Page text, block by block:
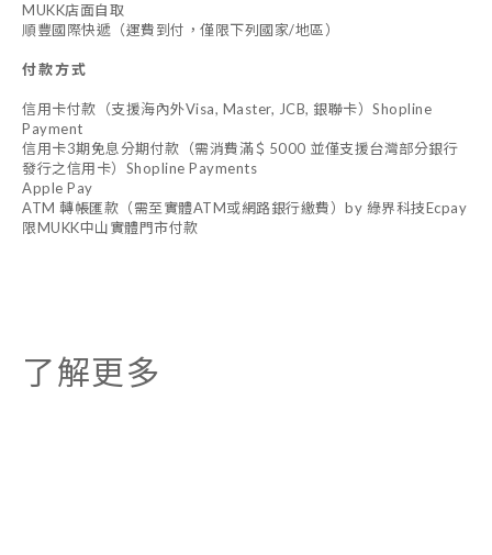
MUKK店面自取
順豐國際快遞（運費到付，僅限下列國家/地區）
付款方式
信用卡付款（支援海內外Visa, Master, JCB, 銀聯卡）Shopline
Payment
信用卡3期免息分期付款（需消費滿＄5000 並僅支援台灣部分銀行
發行之信用卡）Shopline Payments
Apple Pay
ATM 轉帳匯款（需至實體ATM或網路銀行繳費）by 綠界科技Ecpay
限MUKK中山實體門市付款
了解更多